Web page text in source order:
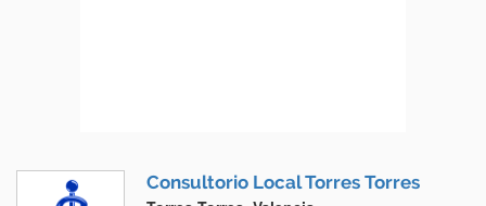
Consultorio Local Torres Torres